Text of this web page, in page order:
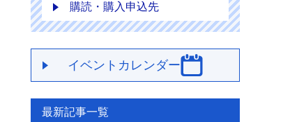
購読・購入申込先
イベントカレンダー
最新記事一覧